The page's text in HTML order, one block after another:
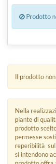
Prodotto
Il prodotto
Nella
piante di
prodotto
permesse
reperibilità
si intendono